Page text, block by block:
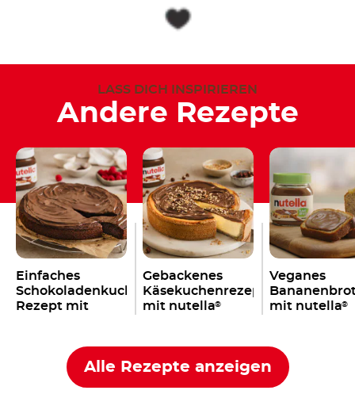
LASS DICH INSPIRIEREN
Andere Rezepte
Einfaches
Schokoladenkuchen
Rezept mit
Gebackenes
Käsekuchenrezept
mit nutella®
Veganes
mit nutella®
Alle Rezepte anzeigen